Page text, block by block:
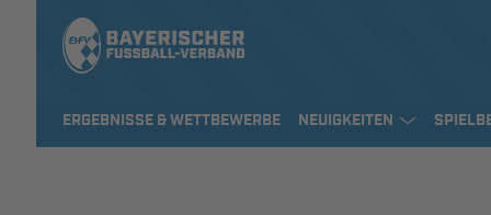
ERGEBNISSE & WETTBEWERBE NEUIGKEITEN